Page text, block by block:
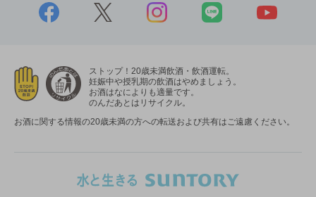
ストップ！20歳未満飲酒・飲酒運転。
妊娠中や授乳期の飲酒はやめましょう。
お酒はなによりも適量です。
のんだあとはリサイクル。
お酒に関する情報の20歳未満の方への転送および共有はご遠慮ください。